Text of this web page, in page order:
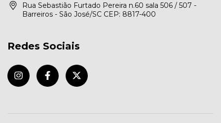
Rua Sebastião Furtado Pereira n.60 sala 506 / 507 -
Barreiros - São José/SC CEP: 8817-400
Redes Sociais